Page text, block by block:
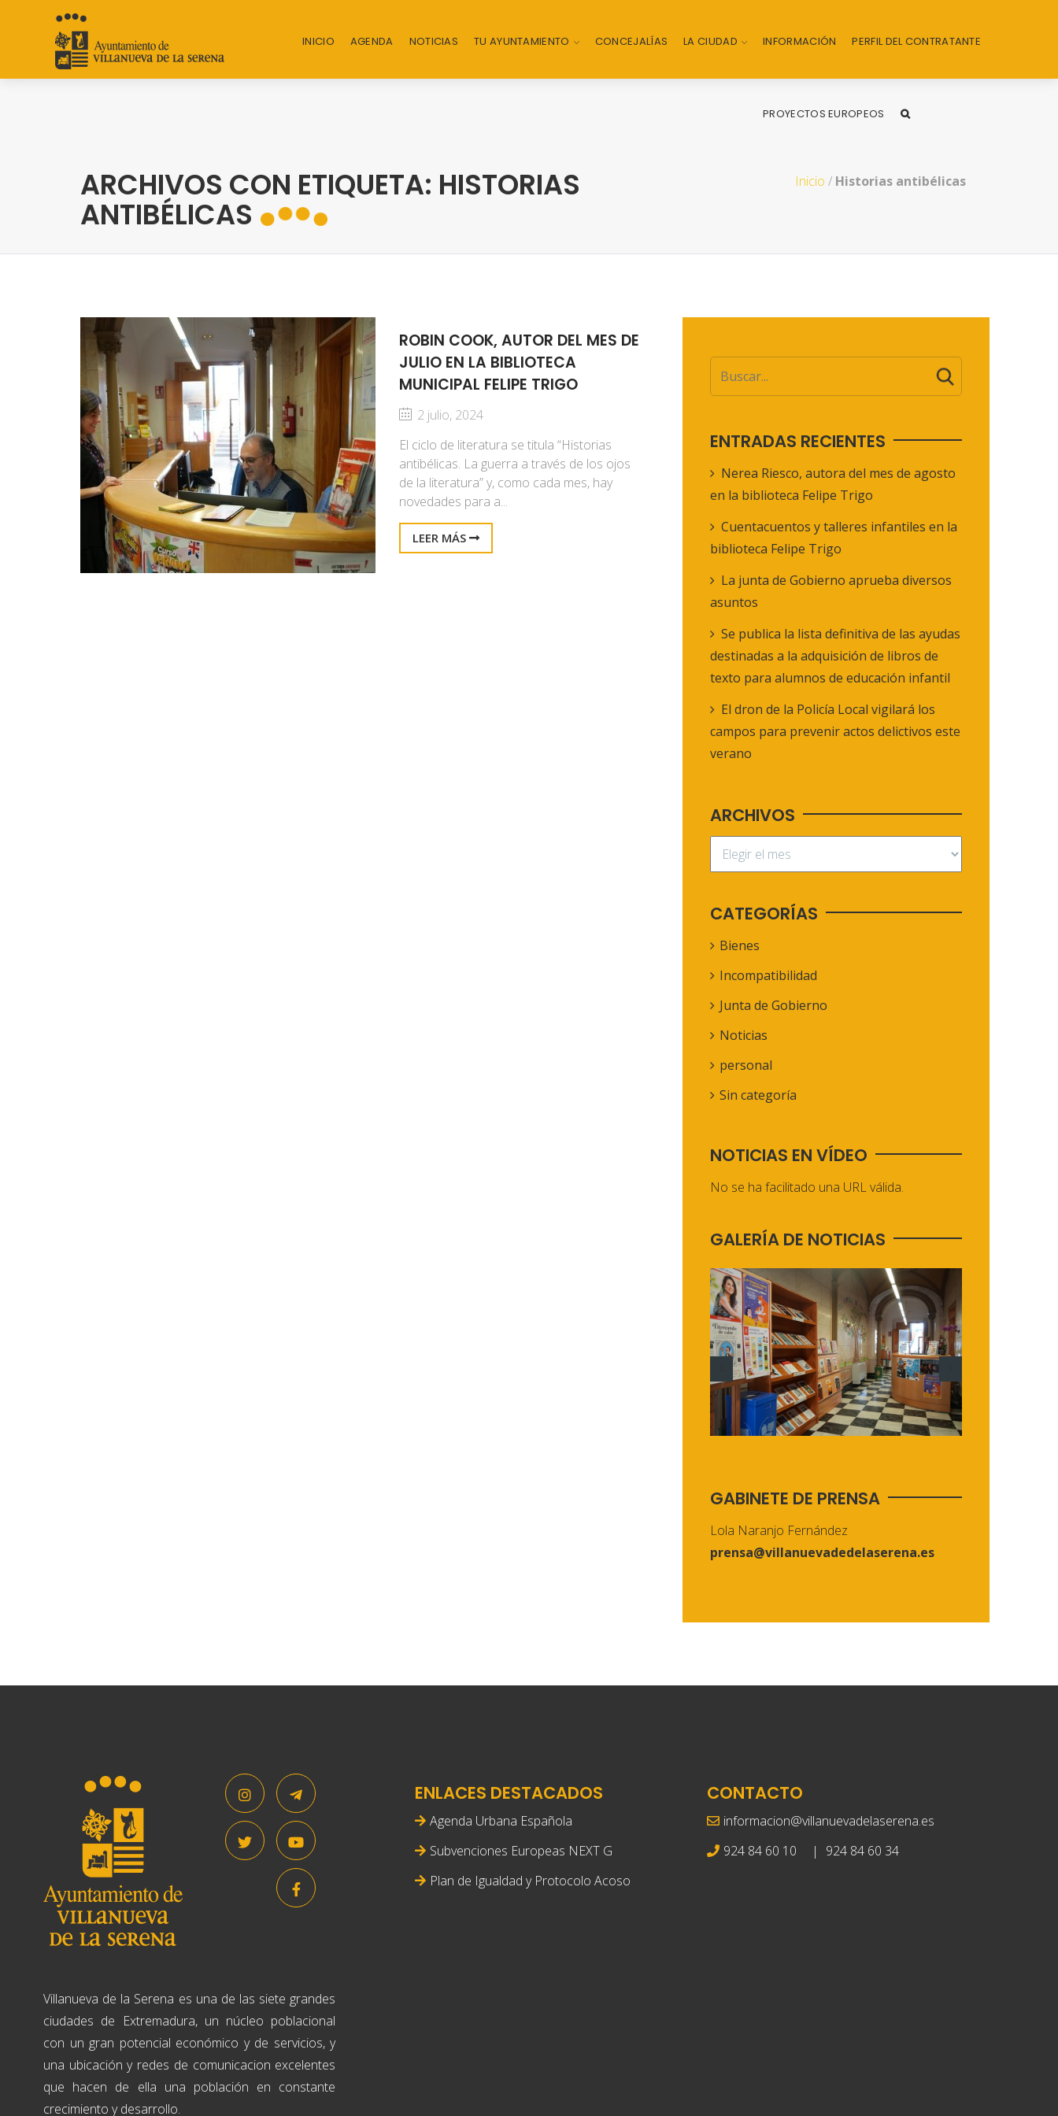
INICIO AGENDA NOTICIAS TU AYUNTAMIENTO CONCEJALÍAS LA CIUDAD INFORMACIÓN PERFIL DEL CONTRATANTE
PROYECTOS EUROPEOS
ARCHIVOS CON ETIQUETA: HISTORIAS
ANTIBÉLICAS
Inicio / Historias antibélicas
ROBIN COOK, AUTOR DEL MES DE
JULIO EN LA BIBLIOTECA
MUNICIPAL FELIPE TRIGO
2 julio, 2024
El ciclo de literatura se titula “Historias
antibélicas. La guerra a través de los ojos
de la literatura” y, como cada mes, hay
novedades para a...
LEER MÁS
ENTRADAS RECIENTES
Nerea Riesco, autora del mes de agosto
en la biblioteca Felipe Trigo
Cuentacuentos y talleres infantiles en la
biblioteca Felipe Trigo
La junta de Gobierno aprueba diversos
asuntos
Se publica la lista definitiva de las ayudas
destinadas a la adquisición de libros de
texto para alumnos de educación infantil
El dron de la Policía Local vigilará los
campos para prevenir actos delictivos este
verano
ARCHIVOS
CATEGORÍAS
Bienes
Incompatibilidad
Junta de Gobierno
Noticias
personal
Sin categoría
NOTICIAS EN VÍDEO
No se ha facilitado una URL válida.
GALERÍA DE NOTICIAS
GABINETE DE PRENSA
Lola Naranjo Fernández
prensa@villanuevadedelaserena.es
Villanueva de la Serena es una de las siete grandes
ciudades de Extremadura, un núcleo poblacional
con un gran potencial económico y de servicios, y
una ubicación y redes de comunicacion excelentes
que hacen de ella una población en constante
crecimiento y desarrollo.
ENLACES DESTACADOS
Agenda Urbana Española
Subvenciones Europeas NEXT G
Plan de Igualdad y Protocolo Acoso
CONTACTO
informacion@villanuevadelaserena.es
924 84 60 10
| 924 84 60 34